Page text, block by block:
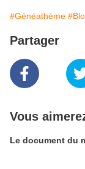
#Généathème
Partager
Vous
Le document du